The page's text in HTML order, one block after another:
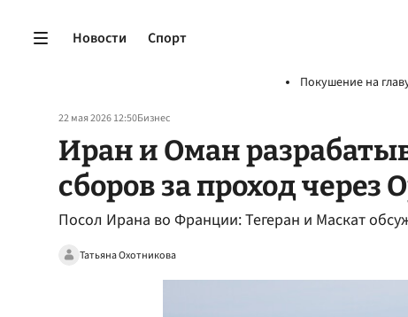
Новости Спорт
Покушение на
22 мая 2026 12:50Бизнес
Иран и Оман
сборов за проход через
Посол Ирана во Франции: Тегеран и Маскат
Татьяна Охотникова